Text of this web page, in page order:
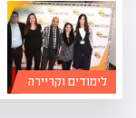
לימודים וקריירה